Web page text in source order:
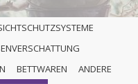
BETTWAREN ANDERE